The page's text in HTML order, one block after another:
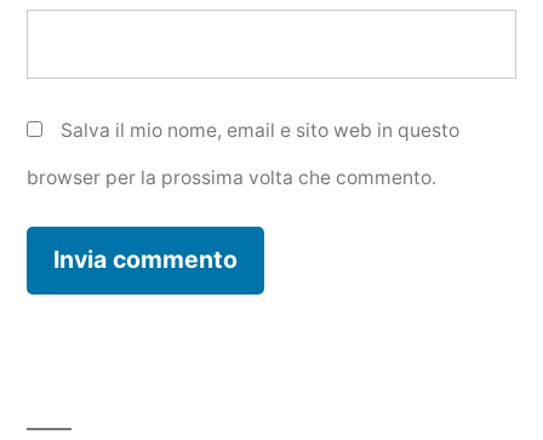
Salva il mio nome, email e sito web in questo
browser per la prossima volta che commento.